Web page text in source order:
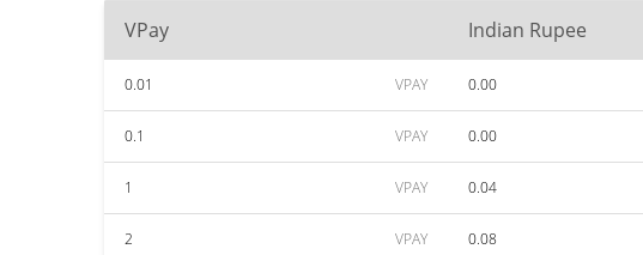
VPay
Indian Rupee
0.01 VPAY 0.00
0.1 VPAY 0.00
1 VPAY 0.04
2 VPAY 0.08